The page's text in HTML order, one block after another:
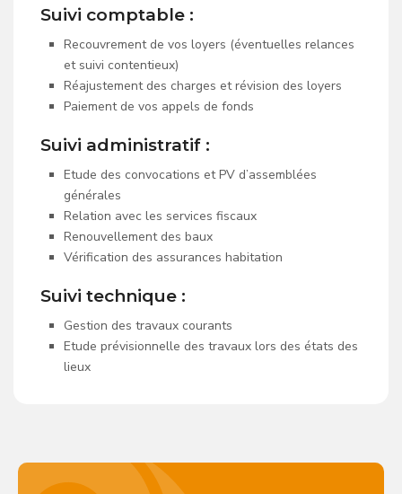
Suivi comptable :
Recouvrement de vos loyers (éventuelles relances
et suivi contentieux)
Réajustement des charges et révision des loyers
Paiement de vos appels de fonds
Suivi administratif :
Etude des convocations et PV d’assemblées
générales
Relation avec les services fiscaux
Renouvellement des baux
Vérification des assurances habitation
Suivi technique :
Gestion des travaux courants
Etude prévisionnelle des travaux lors des états des
lieux